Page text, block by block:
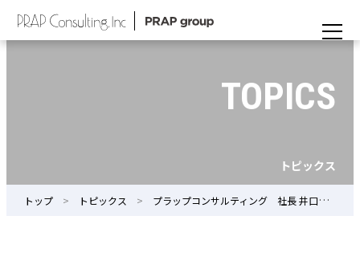
TOPICS
トピックス
トップ トピックス プラップコンサルティング 社長 井口明彦が危機管理広報に関する京都市の研修で講師を務めました